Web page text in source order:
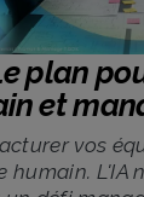
plan
et
vos
humain. L'IA